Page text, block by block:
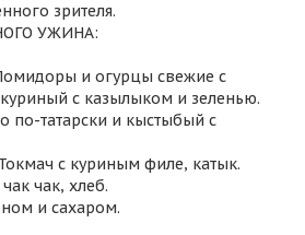
зрителя.
УЖИНА:
и огурцы свежие с
куриный с казылыком и зеленью.
по-татарски и кыстыбый с
с куриным филе, катык.
чак, хлеб.
и сахаром.